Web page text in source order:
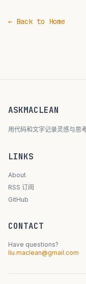
← Back to Home
ASKMACLEAN
用代码和文字记录灵感与
LINKS
About
RSS 订阅
GitHub
CONTACT
Have questions?
liu.maclean@gmail.com